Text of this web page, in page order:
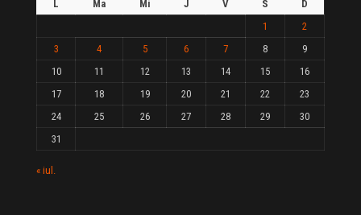
L Ma Mi J V S
D
1
2
3
4 5 6 7 8
9
10
11 12 13 14 15
16
17
18 19 20 21 22
23
24
25 26 27 28 29
30
31
« iul.